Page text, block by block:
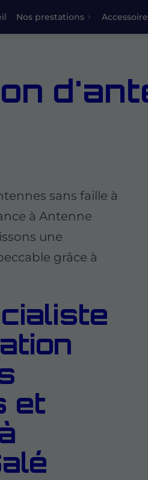
Nos prestations
sans faille à
à Antenne
une
grâce à
et